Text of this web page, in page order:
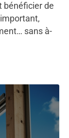
bénéficier de
sans à-